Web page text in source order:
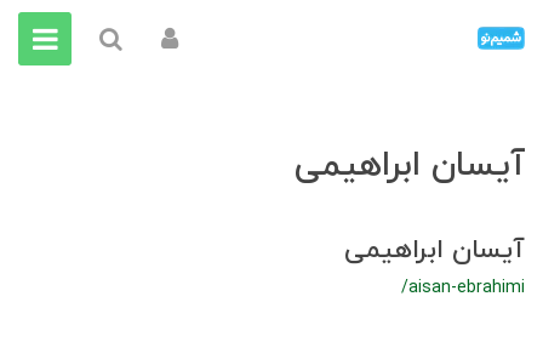
آیسان ابراهیمی
آیسان ابراهیمی
/aisan-ebrahimi